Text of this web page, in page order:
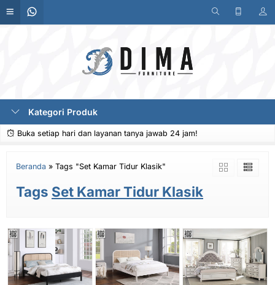
Kategori Produk
Buka setiap hari dan layanan tanya jawab 24 jam!
Beranda » Tags "Set Kamar Tidur Klasik"
Tags Set Kamar Tidur Klasik